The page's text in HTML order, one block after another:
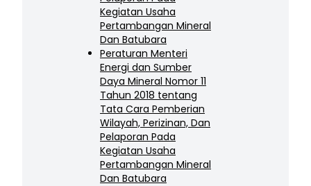
Kegiatan Usaha
Pertambangan Mineral
Dan Batubara
Peraturan Menteri
Energi dan Sumber
Daya Mineral Nomor 11
Tahun 2018 tentang
Tata Cara Pemberian
Wilayah, Perizinan, Dan
Pelaporan Pada
Kegiatan Usaha
Pertambangan Mineral
Dan Batubara